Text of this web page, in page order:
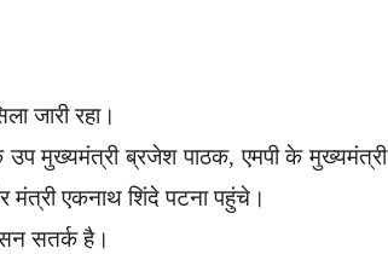
जारी रहा।
उप मुख्यमंत्री ब्रजेश पाठक, एमपी के मुख्यमंत्री
मंत्री एकनाथ शिंदे पटना पहुंचे।
सतर्क है।